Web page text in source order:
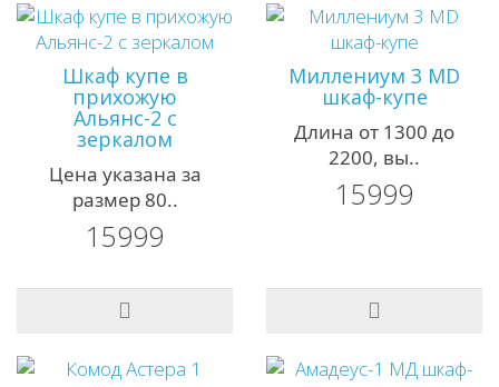
Шкаф купе в
прихожую
Альянс-2 с
зеркалом
Цена указана за
размер 80..
15999
Миллениум 3 MD
шкаф-купе
Длина от 1300 до
2200, вы..
15999